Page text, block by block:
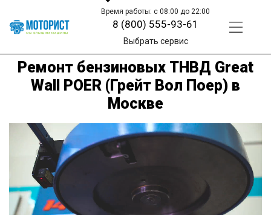
Время работы: с 08:00 до 22:00
8 (800) 555-93-61
Выбрать сервис
Ремонт бензиновых ТНВД Great
Wall POER (Грейт Вол Поер) в
Москве